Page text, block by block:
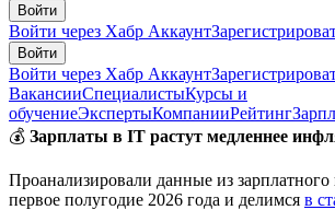
Войти
Войти через Хабр Аккаунт
Войти
Войти через Хабр Аккаунт
ВакансииСпециалистыКурсы и
обучениеЭкспертыКомпанииРейтинг
💰 Зарплаты в IT растут медленнее
Проанализировали данные из зарплатного
первое полугодие 2026 года и делимся в